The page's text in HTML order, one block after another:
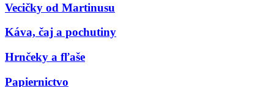
Vecičky od Martinusu
Káva, čaj a pochutiny
Hrnčeky a fľaše
Papiernictvo